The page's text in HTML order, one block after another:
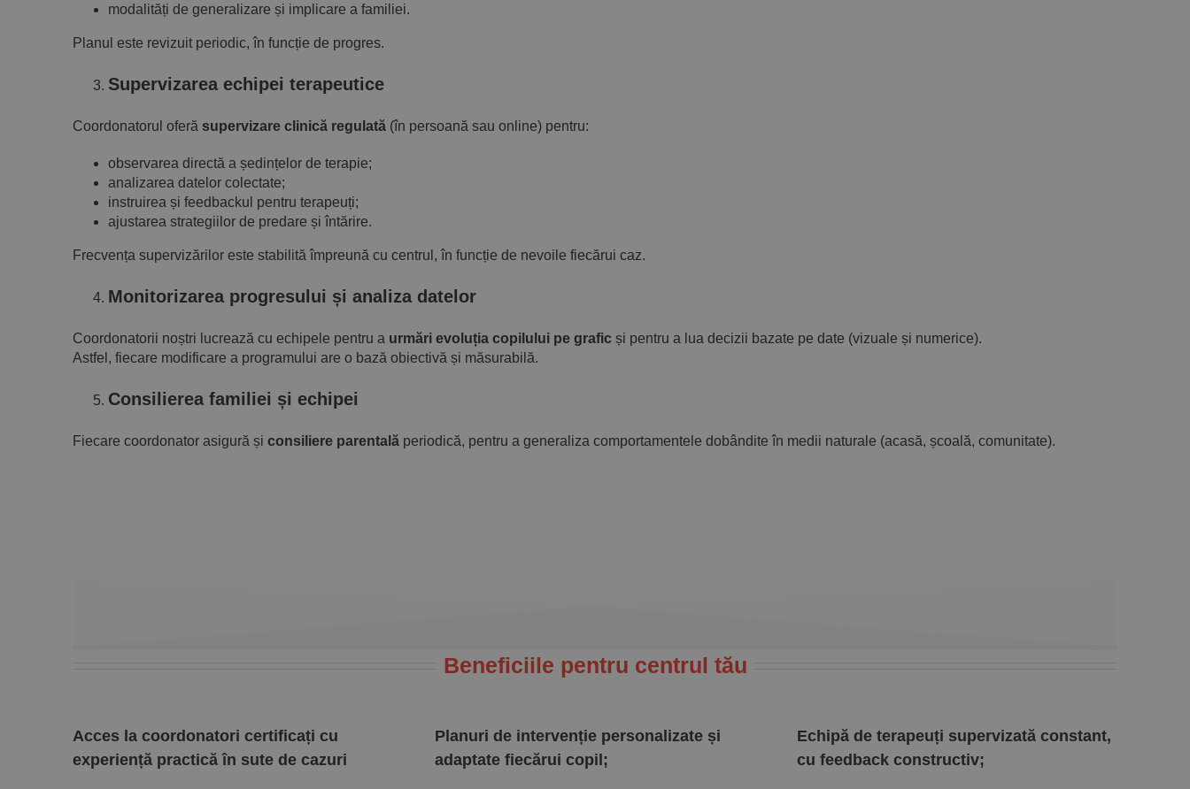
modalități de generalizare și implicare a familiei.
Planul este revizuit periodic, în funcție de progres.
Supervizarea echipei terapeutice
Coordonatorul oferă supervizare clinică regulată (în persoană sau online) pentru:
observarea directă a ședințelor de terapie;
analizarea datelor colectate;
instruirea și feedbackul pentru terapeuți;
ajustarea strategiilor de predare și întărire.
Frecvența supervizărilor este stabilită împreună cu centrul, în funcție de nevoile fiecărui caz.
Monitorizarea progresului și analiza datelor
Coordonatorii noștri lucrează cu echipele pentru a urmări evoluția copilului pe grafic și pentru a lua decizii bazate pe date (vizuale și numerice).
Astfel, fiecare modificare a programului are o bază obiectivă și măsurabilă.
Consilierea familiei și echipei
Fiecare coordonator asigură și consiliere parentală periodică, pentru a generaliza comportamentele dobândite în medii naturale (acasă, școală, comunitate).
Beneficiile pentru centrul tău
Acces la coordonatori certificați cu
experiență practică în sute de cazuri
Planuri de intervenție personalizate și
adaptate fiecărui copil;
Echipă de terapeuți supervizată constant,
cu feedback constructiv;